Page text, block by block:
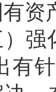
资
强
有